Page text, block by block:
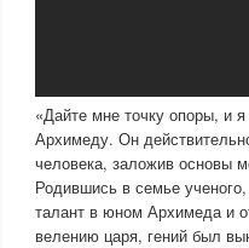
«Дайте мне точку опоры, и
Архимеду. Он
человека, заложив основы
Родившись в семье
талант в юном Архимеда и
велению царя, гений был